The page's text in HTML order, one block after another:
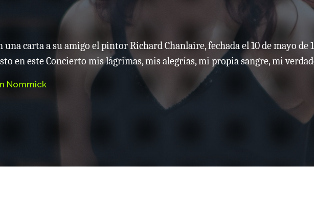
6. III. Finale: Presto
Salvador Bacarisse
Concerto pour clavecin et
7. I. Allegro con brio
8. II. Grave
9. III. Allegro
* World Premiere Recording
una carta a su amigo el pintor Richard Chanlaire, fechada el 10 de mayo de
en este Concierto mis lágrimas, mis alegrías, mi propia sangre, mi
Nommick